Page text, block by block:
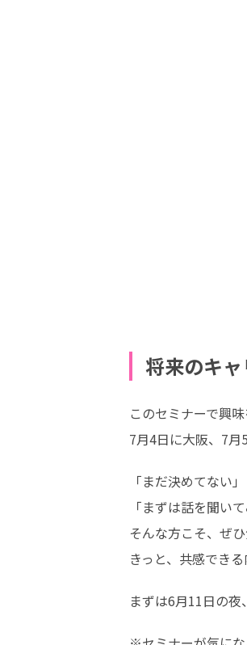
将来のキ
このセミナーで興
7月4日に大阪、7月
「まだ決めてない」
「まずは話を聞いて
そんな方こそ、ぜ
きっと、共感でき
まずは6月11日の